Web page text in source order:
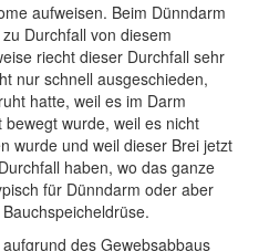
aufweisen. Beim Dünndarm
Durchfall von diesem
riecht dieser Durchfall sehr
nur schnell ausgeschieden,
hatte, weil es im Darm
wurde, weil es nicht
wurde und weil dieser Brei jetzt
haben, wo das ganze
für Dünndarm oder aber
des Gewebsabbaus